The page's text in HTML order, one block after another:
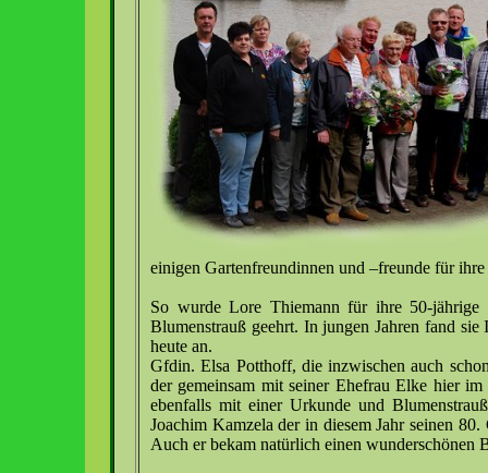
einigen Gartenfreundinnen und –freunde für
So wurde Lore Thiemann für ihre 50-
Blumenstrauß geehrt. In jungen Jahren fand
heute an.
Gfdin. Elsa Potthoff, die inzwischen auch
der gemeinsam mit seiner Ehefrau Elke hier
ebenfalls mit einer Urkunde und
Joachim Kamzela der in diesem Jahr seinen
Auch er bekam natürlich einen wunderschönen